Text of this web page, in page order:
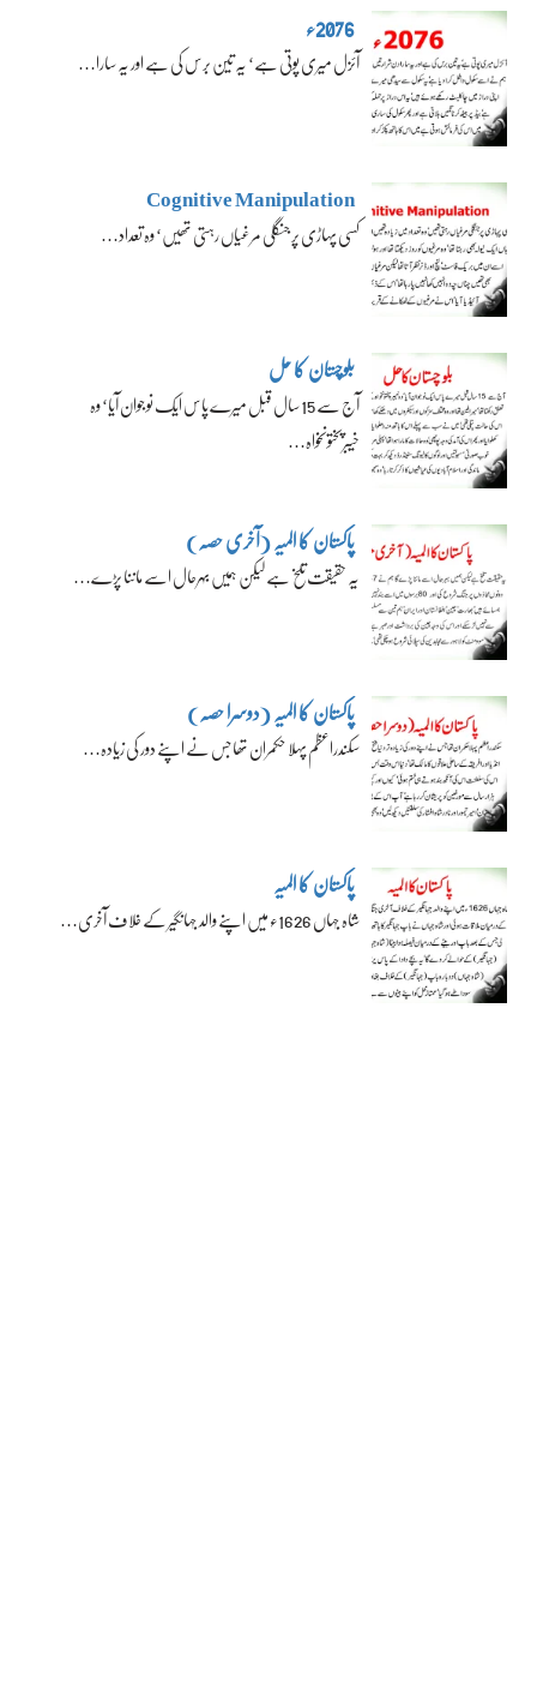
2076ء
آئزل میری پوتی ہے‘ یہ تین برس کی ہے اور یہ سارا…
Cognitive Manipulation
کسی پہاڑی پر جنگلی مرغیاں رہتی تھیں‘ وہ تعداد…
بلوچستان کا حل
آج سے 15 سال قبل میرے پاس ایک نوجوان آیا‘ وہ
خیبرپختونخواہ…
پاکستان کا المیہ (آخری حصہ)
یہ حقیقت تلخ ہے لیکن ہمیں بہرحال اسے ماننا پڑے…
پاکستان کا المیہ (دوسرا حصہ)
سکندراعظم پہلا حکمران تھا جس نے اپنے دور کی زیادہ…
پاکستان کا المیہ
شاہ جہاں 1626ء میں اپنے والد جہانگیر کے خلاف آخری…